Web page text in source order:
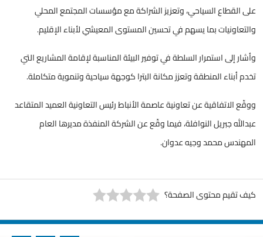
على القطاع السياحي، وتعزيز الشراكة مع مؤسسات المجتمع المحلي
والتعاونيات بما يسهم في تحسين المستوى المعيشي لأبناء الإقليم.
وأشار إلى استمرار السلطة في توفير البيئة المناسبة لإقامة المشاريع التي
تخدم أبناء المنطقة وتعزز مكانة البترا كوجهة سياحية وتنموية متكاملة.
ووقّع الاتفاقية عن تعاونية عاصمة الأنباط رئيس التعاونية العميد المتقاعد
عبدالله جبريل النوافلة، فيما وقّع عن الشركة المنفذة مديرها العام
المهندس محمد وجيه عدوان.
كيف تقيم محتوى الصفحة؟